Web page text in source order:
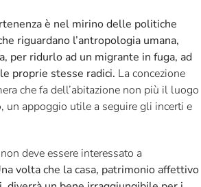
è nel mirino delle politiche
riguardano l’antropologia umana,
per ridurlo ad un migrante in fuga, ad
proprie stesse radici. La concezione
che fa dell’abitazione non più il luogo
appoggio utile a seguire gli incerti e
deve essere interessato a
volta che la casa, patrimonio affettivo